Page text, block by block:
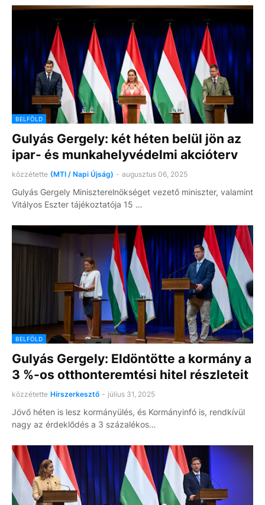
BELFÖLD
Gulyás Gergely: két héten belül jön az
ipar- és munkahelyvédelmi akcióterv
közzétette (MTI / Napi Újság) - augusztus 06, 2025
Gulyás Gergely Miniszterelnökséget vezető miniszter, valamint
Vitályos Eszter tájékoztatója 15 …
BELFÖLD
Gulyás Gergely: Eldöntötte a kormány a
3 %-os otthonteremtési hitel részleteit
közzétette Hírszerkesztő - július 31, 2025
Jövő héten is lesz kormányülés, és Kormányinfó is, rendkívül
nagy az érdeklődés a 3 százalékos…